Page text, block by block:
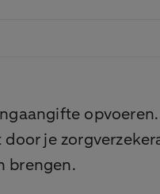
je
brengen.